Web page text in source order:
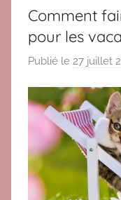
adopter
Paris
Comment
pour les
Publié le 27 juillet